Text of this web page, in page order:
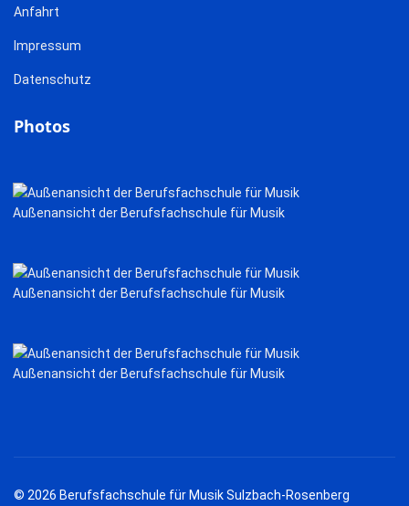
Anfahrt
Impressum
Datenschutz
Photos
Außenansicht der Berufsfachschule für Musik
Außenansicht der Berufsfachschule für Musik
Außenansicht der Berufsfachschule für Musik
© 2026 Berufsfachschule für Musik Sulzbach-Rosenberg